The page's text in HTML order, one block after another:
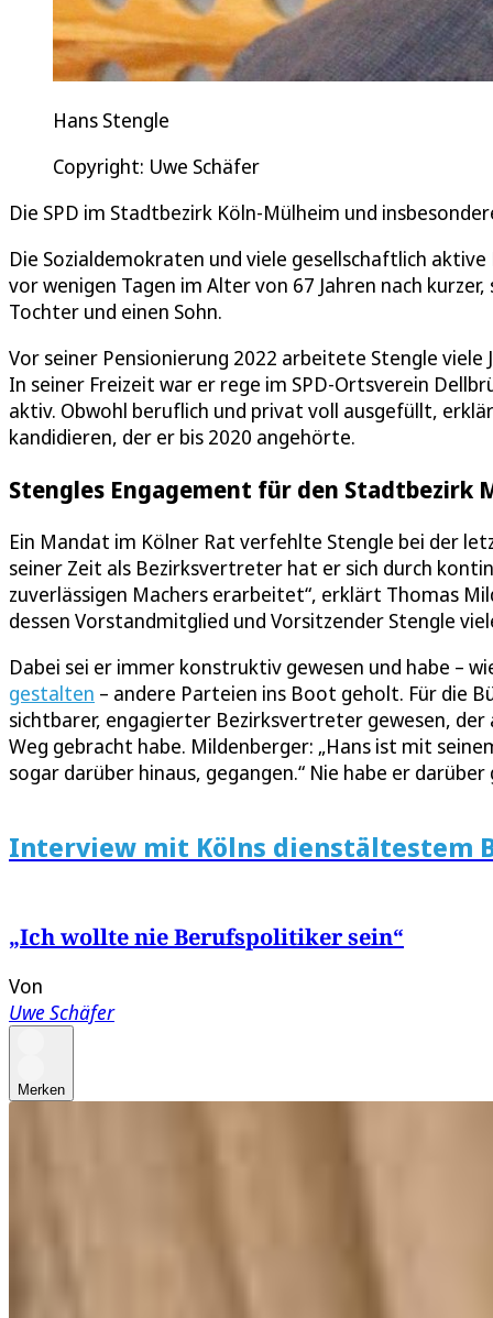
Hans Stengle
Copyright: Uwe Schäfer
Die SPD im Stadtbezirk Köln-Mülheim und
Die Sozialdemokraten und viele gesellschaftlich
vor wenigen Tagen im Alter von 67 Jahren nach
Tochter und einen Sohn.
Vor seiner Pensionierung 2022 arbeitete Stengle viele
In seiner Freizeit war er rege im SPD-Ortsverein
aktiv. Obwohl beruflich und privat voll ausgefüllt,
kandidieren, der er bis 2020 angehörte.
Stengles Engagement für den Stadtbezirk
Ein Mandat im Kölner Rat verfehlte Stengle bei der
seiner Zeit als Bezirksvertreter hat er sich durch
zuverlässigen Machers erarbeitet“, erklärt Thomas
dessen Vorstandmitglied und Vorsitzender Stengle
Dabei sei er immer konstruktiv gewesen und habe –
gestalten – andere Parteien ins Boot geholt. Für die
sichtbarer, engagierter Bezirksvertreter gewesen,
Weg gebracht habe. Mildenberger: „Hans ist mit
sogar darüber hinaus, gegangen.“ Nie habe er darüber
Interview mit Kölns dienstältestem
„Ich wollte nie Berufspolitiker sein“
Von
Uwe Schäfer
Merken